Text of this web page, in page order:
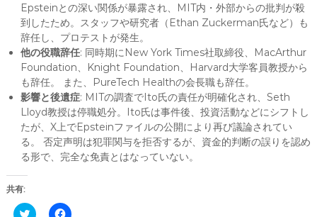
Epsteinとの深い関係が暴露され、MIT内・外部からの批判が殺
到したため。スタッフや研究者（Ethan Zuckerman氏など）も
辞任し、プロテストが発生。
他の役職辞任: 同時期にNew York Times社取締役、MacArthur
Foundation、Knight Foundation、Harvard大学客員教授から
も辞任。 また、PureTech Healthの会長職も辞任。
影響と後遺症: MITの調査でIto氏の責任が明確化され、Seth
Lloyd教授は停職処分。Ito氏は事件後、投資活動などにシフトし
たが、X上でEpsteinファイルの公開により再び議論されてい
る。 否定声明は犯罪関与を拒否するが、資金的判断の誤りを認め
る形で、完全な免責とはなっていない。
共有:
C F